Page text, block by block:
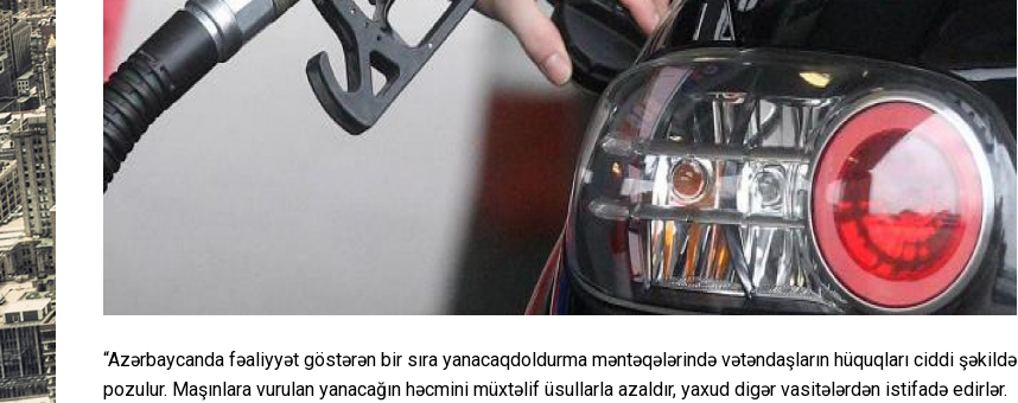
“Azərbaycanda fəaliyyət göstərən bir sıra yanacaqdoldurma məntəqələrində vətəndaşların hüquqları ciddi şəkildə
pozulur. Maşınlara vurulan yanacağın həcmini müxtəlif üsullarla azaldır, yaxud digər vasitələrdən istifadə edirlər.